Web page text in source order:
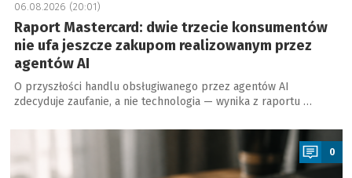
06.08.2026 (20:01)
Raport Mastercard: dwie trzecie konsumentów
nie ufa jeszcze zakupom realizowanym przez
agentów AI
O przyszłości handlu obsługiwanego przez agentów AI
zdecyduje zaufanie, a nie technologia — wynika z raportu …
a
0